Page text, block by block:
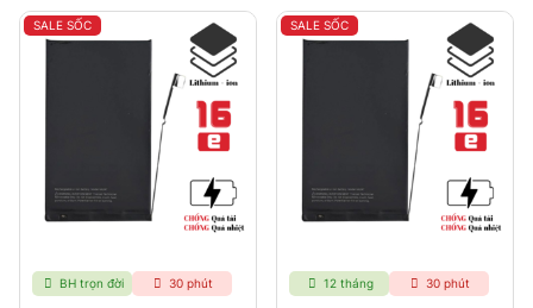
SALE SỐC
BH trọn đời 30 phút
SALE SỐC
12 tháng 30 phút